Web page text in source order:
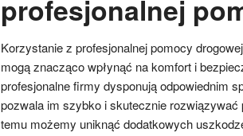
profesjonalnej
Korzystanie z profesjonalnej pomocy
mogą znacząco wpłynąć na komfort i
profesjonalne firmy dysponują odpowiednim
pozwala im szybko i skutecznie
temu możemy uniknąć dodatkowych